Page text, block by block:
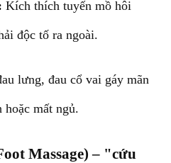
Kích thích tuyến mồ hôi
độc tố ra ngoài.
lưng, đau cổ vai gáy mãn
mất ngủ.
Massage) – "cứu